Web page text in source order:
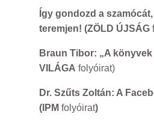
Így gondozd a
teremjen! (ZÖLD ÚJSÁG
Braun Tibor: „A könyvek
VILÁGA folyóirat)
Dr. Szűts Zoltán: A
(IPM folyóirat)